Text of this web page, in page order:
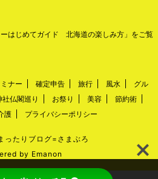
ーはじめてガイド 北海道の楽しみ方 」をご覧
ナー 確定申告 旅行 風水
グル
社仏閣巡り お祭り 美容
節約術
護 プライバシーポリシー
ったりブログ=さまぶろ
by Emanon